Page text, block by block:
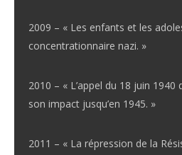
2009 – « Les enfants et les
concentrationnaire nazi. »
2010 – « L’appel du 18 juin 1940
son impact jusqu’en 1945. »
2011 – « La répression de la